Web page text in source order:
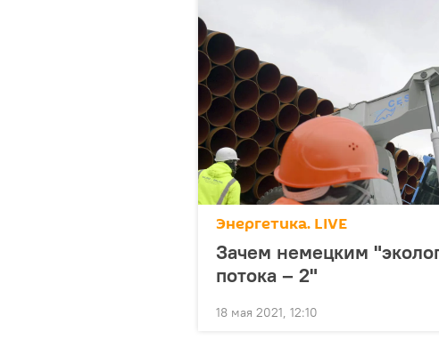
Энергетика. LIVE
Зачем немецким
потока – 2"
18 мая 2021, 12:10